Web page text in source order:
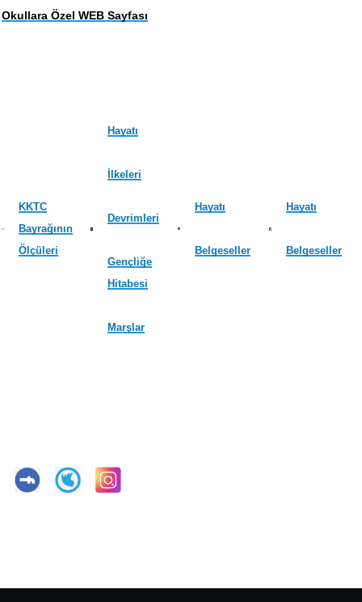
Okullara Özel WEB Sayfası
KKTC
Bayrağının
Ölçüleri
Hayatı
İlkeleri
Devrimleri
Gençliğe
Hitabesi
Marşlar
Hayatı
Belgeseller
Hayatı
Belgeseller